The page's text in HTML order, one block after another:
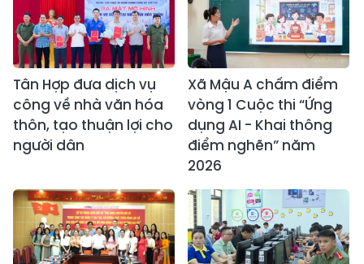
Tân Hợp đưa dịch vụ
công về nhà văn hóa
thôn, tạo thuận lợi cho
người dân
Xã Mậu A chấm điểm
vòng 1 Cuộc thi “Ứng
dụng AI - Khai thông
điểm nghẽn” năm
2026